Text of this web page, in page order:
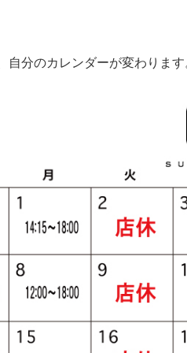
自分のカレンダーが変わります